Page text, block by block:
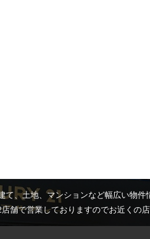
て、土地、マンションなど幅広い物
舗で営業しておりますのでお近くの